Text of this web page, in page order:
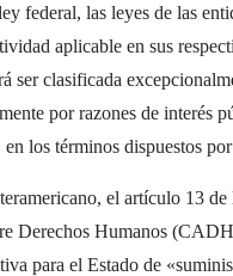
federal, las leyes de las
aplicable en sus
ser clasificada
por razones de interés
los términos dispuestos
el artículo 13
Derechos Humanos
para el Estado de